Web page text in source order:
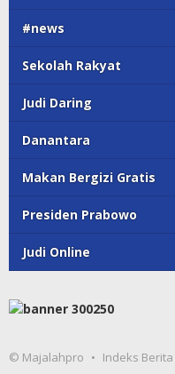
#news
Sekolah Rakyat
Judi Daring
Danantara
Makan Bergizi Gratis
Presiden Prabowo
Judi Online
© Majalahpro Indeks Berita